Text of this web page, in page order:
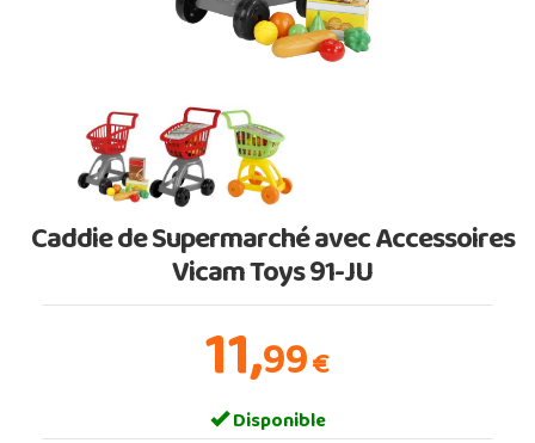
Caddie de Supermarché avec Accessoires
Vicam Toys 91-JU
11,99€
Disponible